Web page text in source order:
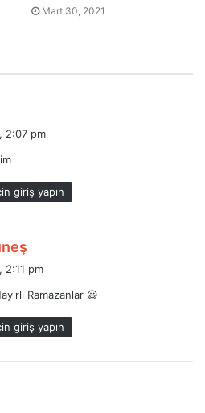
Mart 30, 2021
2:07 pm
giriş yapın
d
i
k
i
2:11 pm
Ramazanlar 😃
giriş yapın